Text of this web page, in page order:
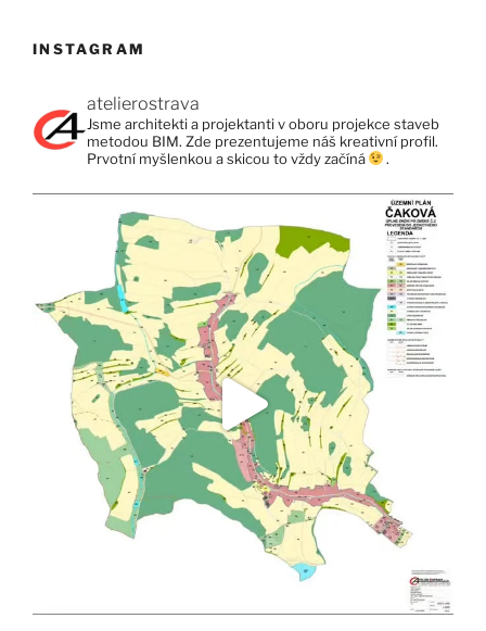
INSTAGRAM
atelierostrava
Jsme architekti a projektanti v oboru projekce staveb
metodou BIM. Zde prezentujeme náš kreativní profil.
Prvotní myšlenkou a skicou to vždy začíná
.